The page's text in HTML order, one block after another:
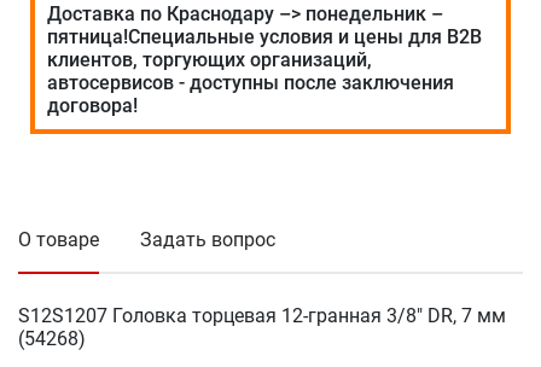
Доставка по Краснодару –> понедельник –
пятница!Специальные условия и цены для В2В
клиентов, торгующих организаций,
автосервисов - доступны после заключения
договора!
О товаре Задать вопрос
S12S1207 Головка торцевая 12-гранная 3/8" DR, 7 мм
(54268)